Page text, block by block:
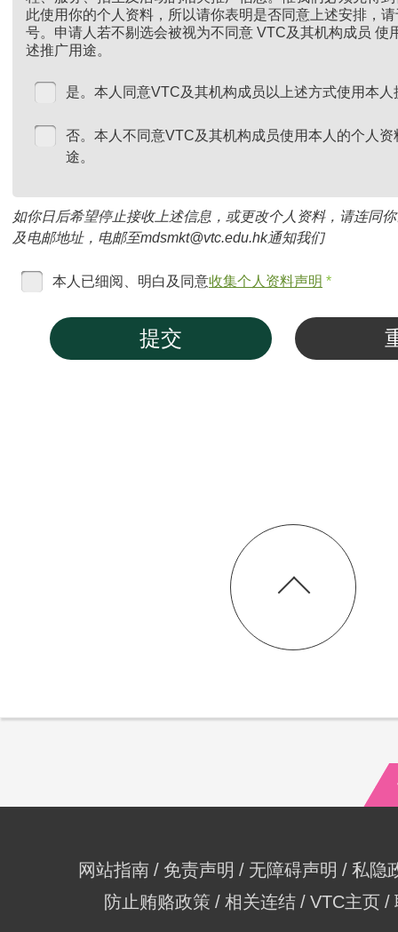
此使用你的个人资料，所以请你表明是否同意上述安排，
号。申请人若不剔选会被视为不同意 VTC及其机构成员 使
述推广用途。
是。本人同意VTC及其机构成员以上述方式使用本
否。本人不同意VTC及其机构成员使用本人的个人
途。
如你日后希望停止接收上述信息，或更改个人资料，请连同
及电邮地址，电邮至mdsmkt@vtc.edu.hk通知我们
本人已细阅、明白及同意收集个人资料声明 *
提交
网站指南 免责声明 无障碍声明
私隐
防止贿赂政策
相关连结 VTC主页